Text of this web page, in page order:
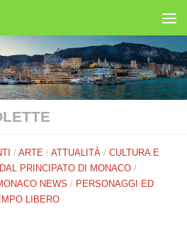
/ ARTE / ATTUALITÀ / CULTURA E
DAL PRINCIPATO DI MONACO /
NEWS / PERSONAGGI ED
LIBERO